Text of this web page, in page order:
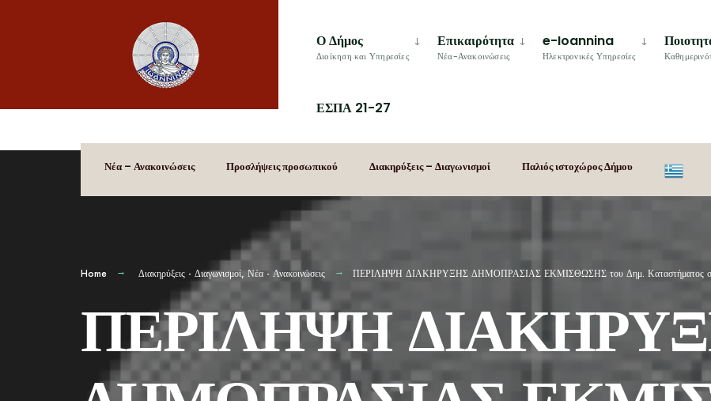
Ο Δήμος
Διοίκηση και Υπηρεσίες
Επικαιρότητα
Νέα-Ανακοινώσεις
e-Ioannina
Ηλεκτρονικές Υπηρεσίες
ΕΣΠΑ 21-27
Νέα – Ανακοινώσεις Προσλήψεις προσωπικού Διακηρύξεις – Διαγωνισμοί Παλιός ιστοχώρος Δήμου
Home Διακηρύξεις - Διαγωνισμοί, Νέα - Ανακοινώσεις ΠΕΡΙΛΗΨΗ ΔΙΑΚΗΡΥΞΗΣ ΔΗΜΟΠΡΑΣΙΑΣ ΕΚΜΙΣΘΩΣΗΣ του Δημ. Καταστήματος
ΠΕΡΙΛΗΨΗ